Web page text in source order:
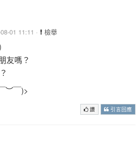
01 11:11 · 檢舉
友嗎？
︶￣)>
讚 引言回應